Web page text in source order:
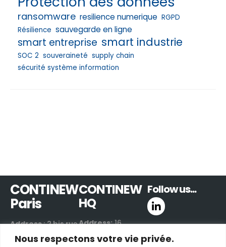
Nous respectons votre vie privée.
ransomware resilience numerique RGPD
Résilience sauvegarde en ligne
smart entreprise smart industrie
SOC 2 souveraineté supply chain
sécurité système information
CONTINEW
Paris
Address: 2 bis rue
de Villiers
CONTINEW
HQ
Address:16
Boulevard de
Follow us...